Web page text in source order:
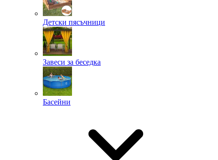
Детски пясъчници
Завеси за беседка
Басейни